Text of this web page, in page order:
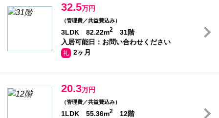
32.5万円
（管理費／共益費込み）
3LDK 82.22m2
31階
入居可能日：お問い合わせください
礼 2ヶ月
20.3万円
（管理費／共益費込み）
1LDK 55.36m2
12階